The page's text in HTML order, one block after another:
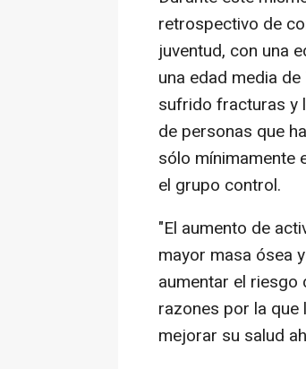
retrospectivo de
juventud, con una
una edad media
sufrido fracturas y
de personas que
sólo mínimamente
el grupo control.
"El aumento de
mayor masa ósea
aumentar el
razones por la
mejorar su salud